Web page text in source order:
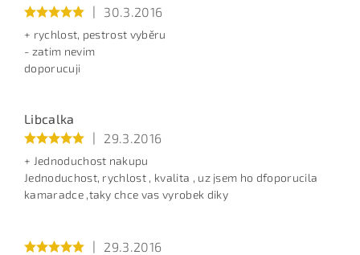
BEZPEČNOSTNÍ KONTROLA
|
30.3.2016
+ rychlost, pestrost vyběru
- zatim nevim
doporucuji
Libcalka
|
29.3.2016
+ Jednoduchost nakupu
Jednoduchost, rychlost , kvalita , uz jsem ho dfoporucila
kamaradce ,taky chce vas vyrobek diky
| 29.3.2016